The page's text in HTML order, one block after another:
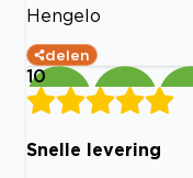
Hengelo
delen
10
Snelle levering